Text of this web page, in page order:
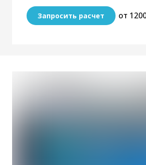
Запросить расчет от